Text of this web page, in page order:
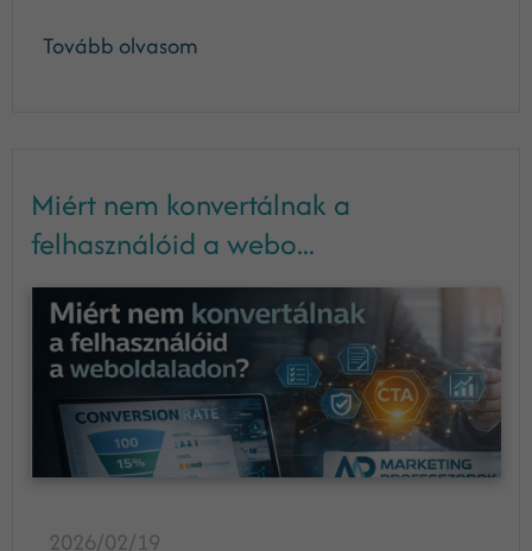
Tovább olvasom
Miért nem konvertálnak a
felhasználóid a webo...
2026/02/19